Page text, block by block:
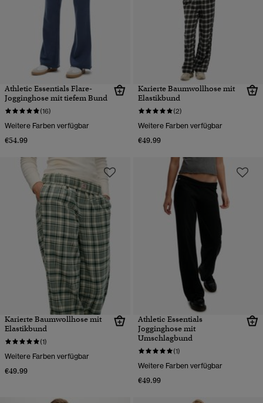
Athletic Essentials Flare-
Jogginghose mit tiefem Bund
(16)
Weitere Farben verfügbar
€54.99
Karierte Baumwollhose mit
Elastikbund
(2)
Weitere Farben verfügbar
€49.99
Karierte Baumwollhose mit
Elastikbund
(1)
Weitere Farben verfügbar
€49.99
Athletic Essentials
Jogginghose mit
Umschlagbund
(1)
Weitere Farben verfügbar
€49.99